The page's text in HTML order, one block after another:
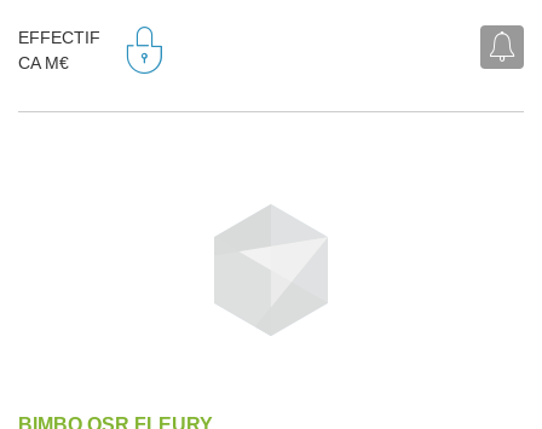
EFFECTIF
CA M€
BIMBO QSR FLEURY